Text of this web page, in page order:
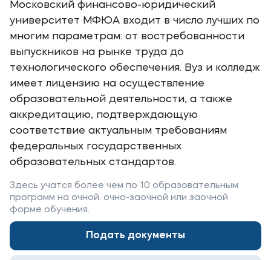
Карьера
Институт дополнительного образования
Уровни образования
Среднее профессиональное образование
Высшее образование
Медиа
Объявления
Новости
Московский финансово-юридический
университет МФЮА входит в число лучших по
многим параметрам: от востребованности
выпускников на рынке труда до
технологического обеспечения. Вуз и колледж
имеет лицензию на осуществление
образовательной деятельности, а также
аккредитацию, подтверждающую
соответствие актуальным требованиям
федеральных государственных
образовательных стандартов.
Здесь учатся более чем по 10 образовательным
программ на очной, очно-заочной или заочной
форме обучения.
Подать документы